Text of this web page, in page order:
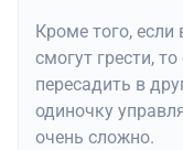
Кроме того, если
смогут грести,
пересадить в
одиночку
очень сложно.